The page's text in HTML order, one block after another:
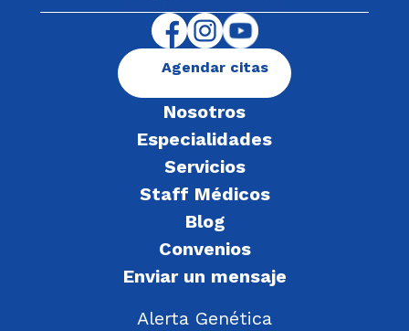
Nosotros
Especialidades
Servicios
Staff Médicos
Blog
Convenios
Enviar un mensaje
Alerta Genética
Agendar citas